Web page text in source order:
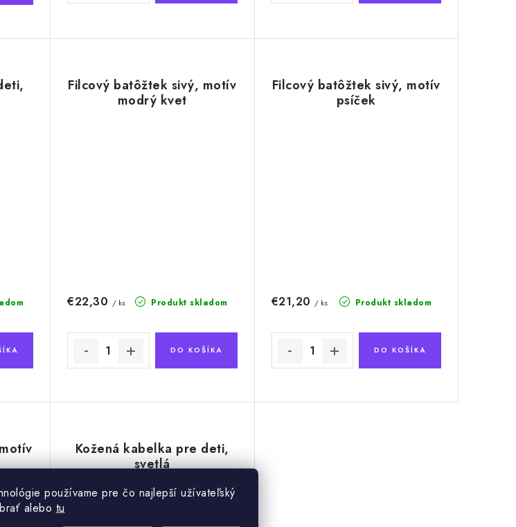
používame pre čo najlepší užívateľský
alebo tu
Filcový batôžtek sivý, motív
modrý kvet
Produkt skladom
€22,30 / ks
DO KOŠÍKA
Filcový batôžtek sivý, motív
psíček
Produkt skladom
€21,20 / ks
DO KOŠÍKA
Kožená kabelka pre deti,
svetlá